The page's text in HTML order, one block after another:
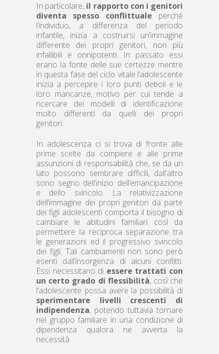
In particolare, il rapporto con i genitori
diventa spesso conflittuale perché
l’individuo, a differenza del periodo
infantile, inizia a costruirsi un’immagine
differente dei propri genitori, non più
infallibili e onnipotenti. In passato essi
erano la fonte delle sue certezze mentre
in questa fase del ciclo vitale l’adolescente
inizia a percepire i loro punti deboli e le
loro mancanze, motivo per cui tende a
ricercare dei modelli di identificazione
molto differenti da quelli dei propri
genitori.
In adolescenza ci si trova di fronte alle
prime scelte da compiere e alle prime
assunzioni di responsabilità che, se da un
lato possono sembrare difficili, dall’altro
sono segno dell’inizio dell’emancipazione
e dello svincolo. La relativizzazione
dell’immagine dei propri genitori da parte
dei figli adolescenti comporta il bisogno di
cambiare le abitudini familiari così da
permettere la reciproca separazione tra
le generazioni ed il progressivo svincolo
dei figli. Tali cambiamenti non sono però
esenti dall’insorgenza di alcuni conflitti.
Essi necessitano di essere trattati con
un certo grado di flessibilità, così che
l’adolescente possa avere la possibilità di
sperimentare livelli crescenti di
indipendenza, potendo tuttavia tornare
nel gruppo familiare in una condizione di
dipendenza qualora ne avverta la
necessità.